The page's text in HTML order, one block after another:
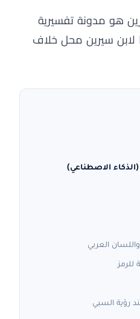
هو مدونة تفسيرية
لابن سيرين محل خلاف
الاصطناعي)
العربي
للرمز
رؤية السبي